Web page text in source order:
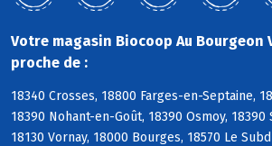
Votre magasin Biocoop Au Bourgeon
proche de :
18340 Crosses, 18800 Farges-en-Septaine,
18390 Nohant-en-Goût, 18390 Osmoy, 18390
18130 Vornay, 18000 Bourges, 18570 Le